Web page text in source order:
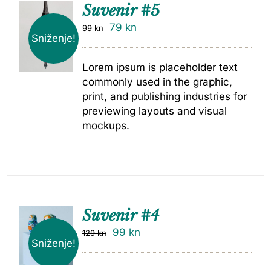
Sniženje!
Suvenir #5
99kn 79 kn
Lorem ipsum is placeholder text
commonly used in the graphic,
print, and publishing industries for
previewing layouts and visual
mockups.
Sniženje!
DODAJ
Suvenir #4
129kn 99 kn